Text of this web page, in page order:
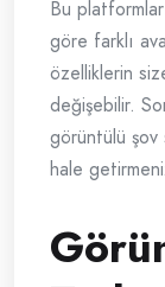
Bu
göre farklı
özelliklerin
değişebilir.
görüntülü şov
hale